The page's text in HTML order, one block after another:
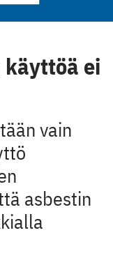
ei
vain
asbestin